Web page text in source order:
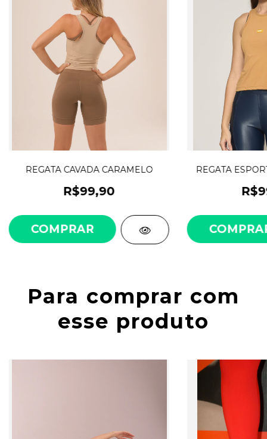
REGATA CAVADA CARAMELO
R$99,90
COMPRAR
REGATA
Para comprar com
esse produto